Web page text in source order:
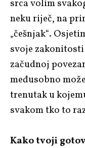
srca volim
neku riječ, na
„češnjak“.
svoje
začudnoj
međusobno
trenutak u
svakom tko to
Kako tvoji